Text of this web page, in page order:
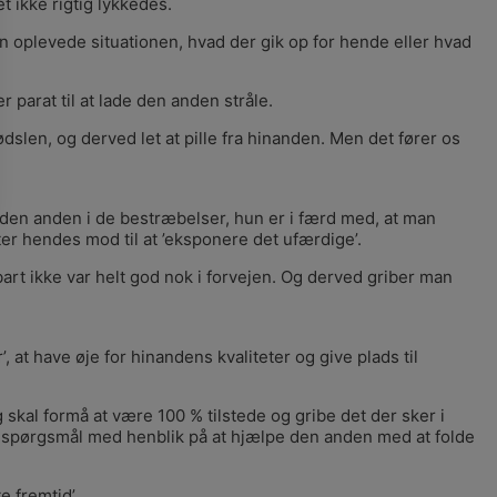
ikke rigtig lykkedes.
oplevede situationen, hvad der gik op for hende eller hvad
parat til at lade den anden stråle.
og derved let at pille fra hinanden. Men det fører os
den anden i de bestræbelser, hun er i færd med, at man
mod til at ’eksponere det ufærdige’.
ikke var helt god nok i forvejen. Og derved griber man
at have øje for hinandens kvaliteter og give plads til
skal formå at være 100 % tilstede og gribe det der sker i
med henblik på at hjælpe den anden med at folde